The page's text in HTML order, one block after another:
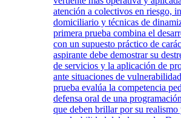
atención a colectivos en riesgo,
domiciliario y técnicas de
primera prueba combina el
con un supuesto práctico de
aspirante debe demostrar su
de servicios y la aplicación de
ante situaciones de
prueba evalúa la competencia
defensa oral de una
que deben brillar por su realismo